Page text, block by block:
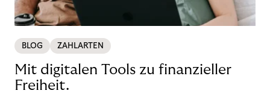
BLOG ZAHLARTEN
Mit digitalen Tools zu finanzieller
Freiheit.